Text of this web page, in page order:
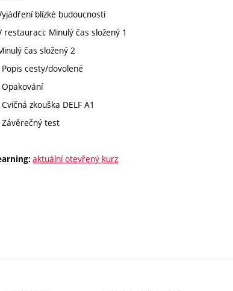
blízké budoucnosti
restauraci; Minulý čas složený 1
čas složený 2
Popis cesty/dovolené
Opakování
zkouška DELF A1
Závěrečný test
aktuální otevřený kurz